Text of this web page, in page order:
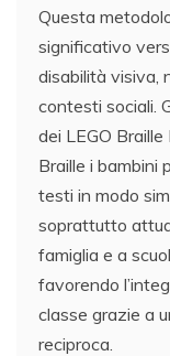
Questa
significativo
disabilità visiva,
contesti sociali.
dei LEGO
Braille i bambini
testi in modo
soprattutto
famiglia e a
favorendo
classe grazie a
reciproca.